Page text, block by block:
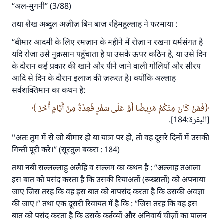
‘‘अल-मुगनी’’ (3/88)
तथा शैख अब्दुल अज़ीज़ बिन बाज़ रहिमहुल्लाह ने फरमाया :
‘‘बीमार आदमी के लिए रमज़ान के महीने में रोज़ा न रखना धर्मसंगत है
यदि रोज़ा उसे नुक़सान पहुँचाता है या उसके ऊपर कठिन है, या उसे दिन
के दौरान कई प्रकार की खाने और पीने जाने वाली गोलियों और सीरप
आदि से दिन के दौरान इलाज की ज़रूरत है। क्योंकि अल्लाह
सर्वशक्तिमान का कथन है:
فَمَنْ كَانَ مِنْكُمْ مَرِيضًا أَوْ عَلَى سَفَرٍ فَعِدَّةٌ مِنْ أَيَّامٍ أُخَرَ
[البقرة:184].
''अतः तुम में से जो बीमार हो या यात्रा पर हो, तो वह दूसरे दिनों में उसकी
गिन्ती पूरी करे।’’ (सूरतुल बकरा : 184)
तथा नबी सल्लल्लाहु अलैहि व सल्लम का कथन है : ‘‘अल्लाह तआला
इस बात को पसंद करता है कि उसकी रियाअतों (रूख्सतों) को अपनाया
जाए जिस तरह कि वह इस बात को नापसंद करता है कि उसकी अवज्ञा
की जाए।’’ तथा एक दूसरी रिवायत में है कि : ‘‘जिस तरह कि वह इस
बात को पसंद करता है कि उसके कर्तव्यों और अनिवार्य चीज़ों का पालन
उत्तर संख्या 110845 ने एक शादी बचाई।.
उम्मत के प्रश्नों का उत्तर देने में हमारी सहायता करें
अल्लाह के रसूल सल्लल्लाहु अलैहि व सल्लम ने फरमाया :
'जो व्यक्ति भलाई का मार्ग दर्शाए, उसके लिए उस भलाई के
करने वाले के समान प्रतिफल है।''
(मुस्लिम : 1893).
योगदान करें